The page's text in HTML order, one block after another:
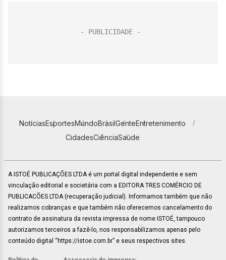
NotíciasEsportesMundoBrasilGenteEntretenimento
CidadesCiênciaSaúde
A ISTOÉ PUBLICAÇÕES LTDA é um portal digital independente e sem
vinculação editorial e societária com a EDITORA TRES COMÉRCIO DE
PUBLICACÕES LTDA (recuperação judicial). Informamos também que não
realizamos cobranças e que também não oferecemos cancelamento do
contrato de assinatura da revista impressa de nome ISTOÉ, tampouco
autorizamos terceiros a fazê-lo, nos responsabilizamos apenas pelo
conteúdo digital “https://istoe.com.br” e seus respectivos sites.